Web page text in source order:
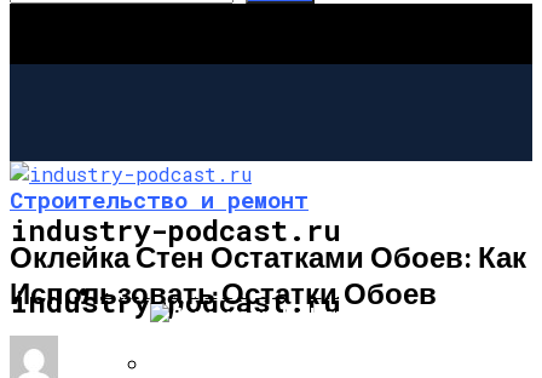
industry-podcast.ru
industry-podcast.ru
СТРОИТЕЛЬСТВО И РЕМОНТ
Строительство и ремонт
Оклейка Стен Остатками Обоев: Как
Использовать Остатки Обоев